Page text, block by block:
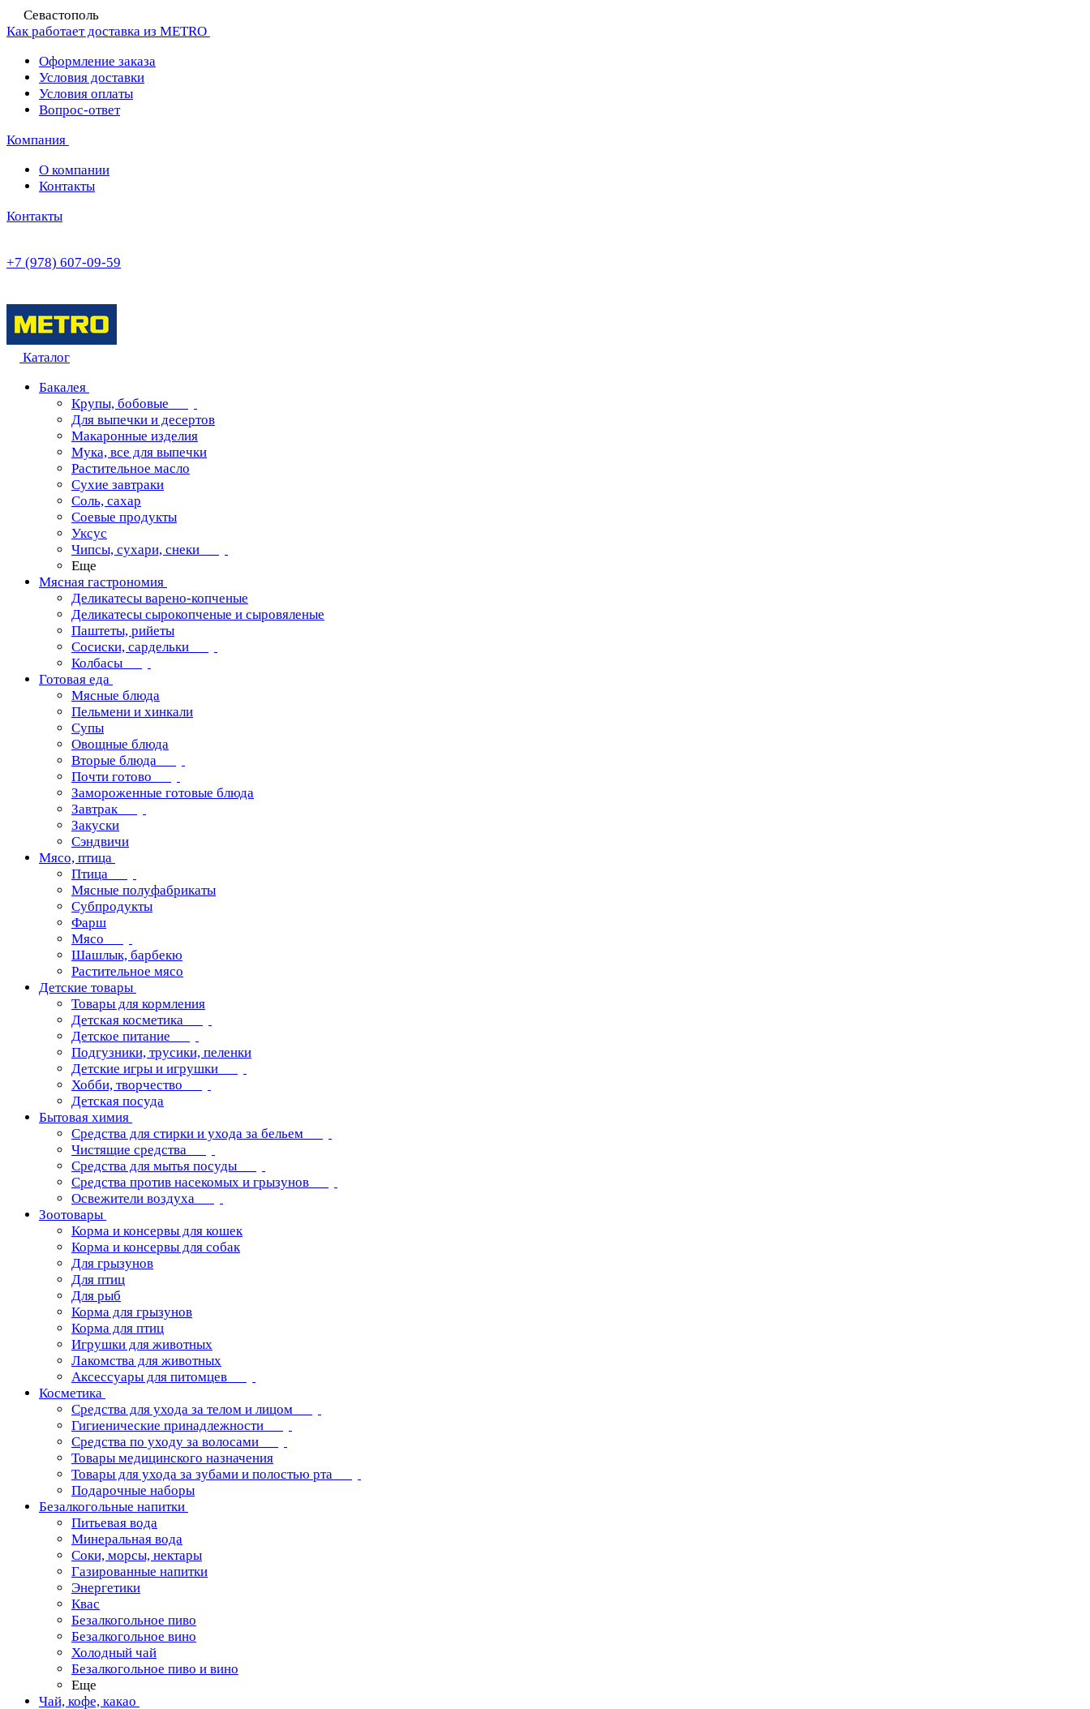
Севастополь
Как работает доставка из METRO
Оформление заказа
Условия доставки
Условия оплаты
Вопрос-ответ
Компания
О компании
Контакты
Контакты
+7 (978) 607-09-59
Каталог
Бакалея
Крупы, бобовые
Для выпечки и десертов
Макаронные изделия
Мука, все для выпечки
Растительное масло
Сухие завтраки
Соль, сахар
Соевые продукты
Уксус
Чипсы, сухари, снеки
Еще
Мясная гастрономия
Деликатесы варено-копченые
Деликатесы сырокопченые и сыровяленые
Паштеты, рийеты
Сосиски, сардельки
Колбасы
Готовая еда
Мясные блюда
Пельмени и хинкали
Супы
Овощные блюда
Вторые блюда
Почти готово
Замороженные готовые блюда
Завтрак
Закуски
Сэндвичи
Мясо, птица
Птица
Мясные полуфабрикаты
Субпродукты
Фарш
Мясо
Шашлык, барбекю
Растительное мясо
Детские товары
Товары для кормления
Детская косметика
Детское питание
Подгузники, трусики, пеленки
Детские игры и игрушки
Хобби, творчество
Детская посуда
Бытовая химия
Средства для стирки и ухода за бельем
Чистящие средства
Средства для мытья посуды
Средства против насекомых и грызунов
Освежители воздуха
Зоотовары
Корма и консервы для кошек
Корма и консервы для собак
Для грызунов
Для птиц
Для рыб
Корма для грызунов
Корма для птиц
Игрушки для животных
Лакомства для животных
Аксессуары для питомцев
Косметика
Средства для ухода за телом и лицом
Гигиенические принадлежности
Средства по уходу за волосами
Товары медицинского назначения
Товары для ухода за зубами и полостью рта
Подарочные наборы
Безалкогольные напитки
Питьевая вода
Минеральная вода
Соки, морсы, нектары
Газированные напитки
Энергетики
Квас
Безалкогольное пиво
Безалкогольное вино
Холодный чай
Безалкогольное пиво и вино
Еще
Чай, кофе, какао